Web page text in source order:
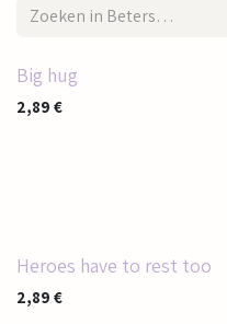
Big hug
2,89 €
Heroes have to rest too
2,89 €